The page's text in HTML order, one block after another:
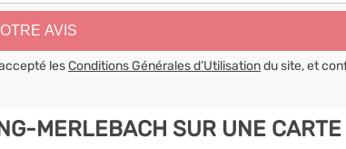
lesConditions Générales d’Utilisationdu site, et
MERLEBACH SUR UNE CARTE